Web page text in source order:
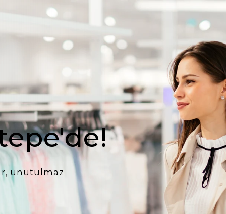
unutulmaz